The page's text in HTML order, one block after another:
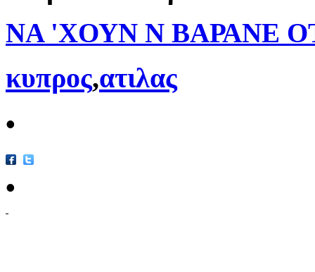
ΝΑ 'ΧΟΥΝ Ν ΒΑΡΑΝΕ
κυπρος,ατιλας
•
•